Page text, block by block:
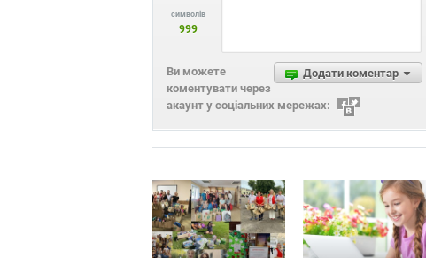
символів
999
Додати коментар
Ви можете
коментувати через
акаунт у соціальних мережах: